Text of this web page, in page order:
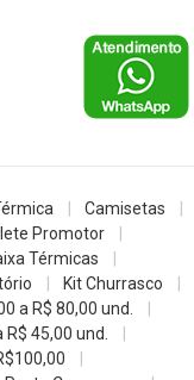
Camisetas
Promotor
Térmicas
Kit Churrasco
a R$ 80,00 und.
45,00 und.